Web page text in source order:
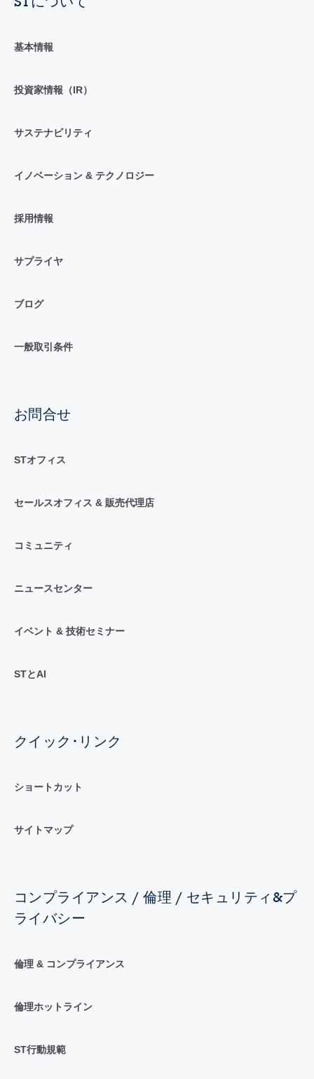
基本情報
投資家情報（IR）
サステナビリティ
イノベーション & テクノロジー
採用情報
サプライヤ
ブログ
一般取引条件
お問合せ
STオフィス
セールスオフィス & 販売代理店
コミュニティ
ニュースセンター
イベント & 技術セミナー
STとAI
クイック･リンク
ショートカット
サイトマップ
コンプライアンス / 倫理 / セキュリティ&プ
ライバシー
倫理 & コンプライアンス
倫理ホットライン
ST行動規範